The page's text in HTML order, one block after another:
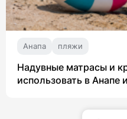
Анапа пляжи
Надувные матрасы и
использовать в Анапе